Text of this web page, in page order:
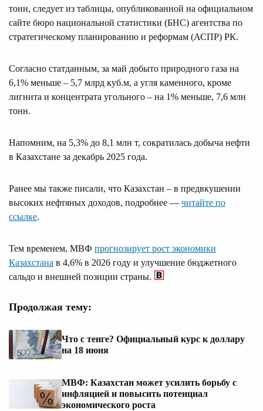
тонн, следует из таблицы, опубликованной на официальном
сайте бюро национальной статистики (БНС) агентства по
стратегическому планированию и реформам (АСПР) РК.
Согласно статданным, за май добыто природного газа на
6,1% меньше – 5,7 млрд куб.м, а угля каменного, кроме
лигнита и концентрата угольного – на 1% меньше, 7,6 млн
тонн.
Напомним, на 5,3% до 8,1 млн т, сократилась добыча нефти
в Казахстане за декабрь 2025 года.
Ранее мы также писали, что Казахстан – в предвкушении
высоких нефтяных доходов, подробнее — читайте по
ссылке.
Тем временем, МВФ прогнозирует рост экономики
Казахстана в 4,6% в 2026 году и улучшение бюджетного
сальдо и внешней позиции страны.
Продолжая тему:
Что с тенге? Официальный курс к доллару
на 18 июня
МВФ: Казахстан может усилить борьбу с
инфляцией и повысить потенциал
экономического роста